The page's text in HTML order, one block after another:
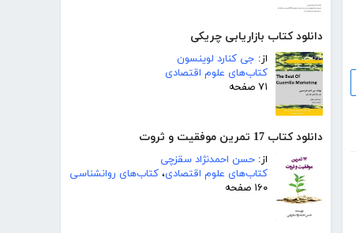
دانلود کتاب بازاریابی چریکی
از: جی کنارد لوینسون
کتاب‌های علوم اقتصادی
۷۱ صفحه
دانلود کتاب 17 تمرین موفقیت و ثروت
از: حسن احمدنژاد سقزچی
کتاب‌های علوم اقتصادی، کتاب‌های روانشناسی
۱۶۰ صفحه